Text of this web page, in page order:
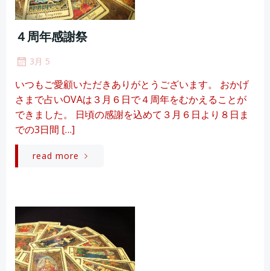
４周年感謝祭
3月 5
いつもご愛顧いただきありがとうございます。 おかげ
さまで占いOVAは３月６日で４周年をむかえることが
できました。 日頃の感謝を込めて３月６日より８日ま
での3日間 […]
read more